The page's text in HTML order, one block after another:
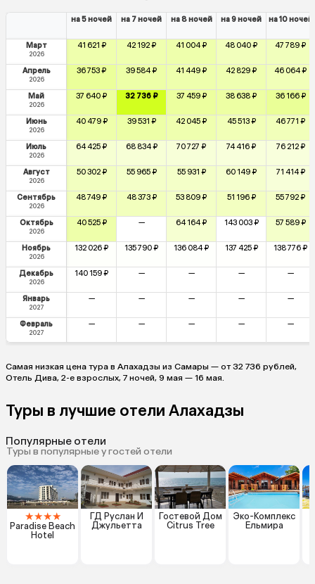
на 5 ночей на 7 ночей на 8 ночей на 9 ночей на 10 ночей
Март
2026
41 621 ₽ 42 192 ₽ 41 004 ₽ 48 040 ₽ 47 789 ₽
Апрель
2026
36 753 ₽ 39 584 ₽ 41 449 ₽ 42 829 ₽ 46 064 ₽
Май
2026
37 640 ₽ 32 736 ₽ 37 459 ₽ 38 638 ₽ 36 166 ₽
Июнь
2026
40 479 ₽ 39 531 ₽ 42 045 ₽ 45 513 ₽ 46 771 ₽
Июль
2026
64 425 ₽ 68 834 ₽ 70 727 ₽ 74 416 ₽ 76 212 ₽
Август
2026
50 302 ₽ 55 965 ₽ 55 931 ₽ 60 149 ₽ 71 414 ₽
Сентябрь
2026
48 749 ₽ 48 373 ₽ 53 809 ₽ 51 196 ₽ 55 792 ₽
Октябрь
2026
40 525 ₽ — 64 164 ₽ 143 003 ₽ 57 589 ₽
Ноябрь
2026
132 026 ₽ 135 790 ₽ 136 084 ₽ 137 425 ₽ 138 776 ₽
Декабрь
2026
140 159 ₽ — — — —
Январь
2027
— — — — —
Февраль
2027
— — — — —
Самая низкая цена тура в Алахадзы из Самары — от 32 736 рублей,
Отель Дива, 2-е взрослых, 7 ночей, 9 мая — 16 мая.
Туры в лучшие отели Алахадзы
Популярные отели
Туры в популярные у гостей отели
★★★★
Paradise Beach
Hotel
ГД Руслан И
Джульетта
Гостевой Дом
Citrus Tree
Эко-Комплекс
Ельмира